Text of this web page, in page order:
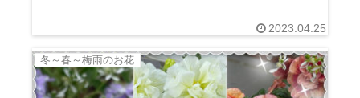
2023.04.25
冬～春～梅雨のお花